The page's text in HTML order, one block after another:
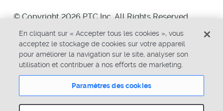
© Copyright 2026 PTC Inc. All Rights Reserved.
Politique de confidentialité
Sécurité
Conditions d'utilisation
État du système
Paramètres des cookies
En cliquant sur « Accepter tous les cookies », vous
acceptez le stockage de cookies sur votre appareil
pour améliorer la navigation sur le site, analyser son
utilisation et contribuer à nos efforts de marketing.
Paramètres des cookies